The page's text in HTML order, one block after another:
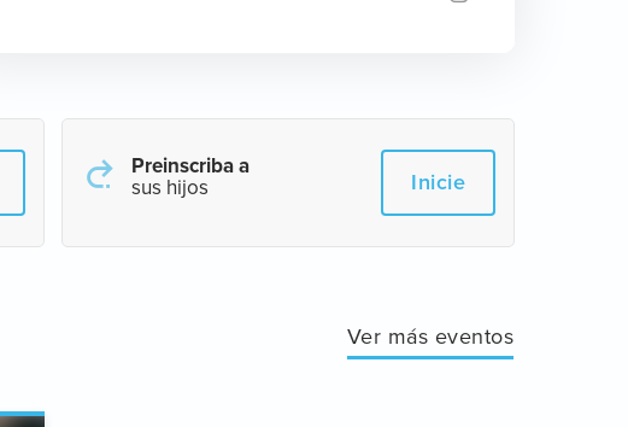
Preinscriba a
sus hijos Inicie
Ver más eventos